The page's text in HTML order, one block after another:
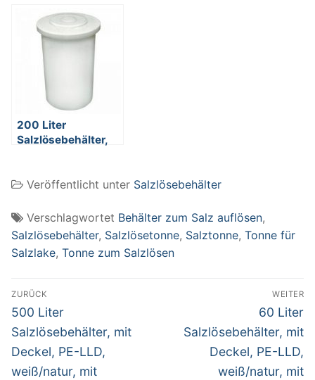
weiß/natur, mit
Literskala, Außen-
ØxH 450/520×780
200 Liter
Salzlösebehälter,
Literskala, Außen-
550/645×1010 mm
Veröffentlicht unter Salzlösebehälter
Verschlagwortet Behälter zum Salz auflösen,
Salzlösebehälter, Salzlösetonne, Salztonne, Tonne für
Salzlake, Tonne zum Salzlösen
Beitragsnavigation
ZURÜCK
Vorheriger
Beitrag:
500 Liter
Salzlösebehälter, mit
Deckel, PE-LLD,
weiß/natur, mit
WEITER
Nächster
Beitrag:
60 Liter
Salzlösebehälter, mit
Deckel, PE-LLD,
weiß/natur, mit